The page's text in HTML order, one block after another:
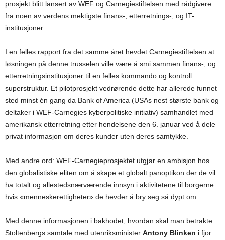
prosjekt blitt lansert av WEF og Carnegiestiftelsen med rådgivere
fra noen av verdens mektigste finans-, etterretnings-, og IT-
institusjoner.
I en felles rapport fra det samme året hevdet Carnegiestiftelsen at
løsningen på denne trusselen ville være å smi sammen finans-, og
etterretningsinstitusjoner til en felles kommando og kontroll
superstruktur. Et pilotprosjekt vedrørende dette har allerede funnet
sted minst én gang da Bank of America (USAs nest største bank og
deltaker i WEF-Carnegies kyberpolitiske initiativ) samhandlet med
amerikansk etterretning etter hendelsene den 6. januar ved å dele
privat informasjon om deres kunder uten deres samtykke.
Med andre ord: WEF-Carnegieprosjektet utgjør en ambisjon hos
den globalistiske eliten om å skape et globalt panoptikon der de vil
ha totalt og allestedsnærværende innsyn i aktivitetene til borgerne
hvis «menneskerettigheter» de hevder å bry seg så dypt om.
Med denne informasjonen i bakhodet, hvordan skal man betrakte
Stoltenbergs samtale med utenriksminister Antony Blinken i fjor